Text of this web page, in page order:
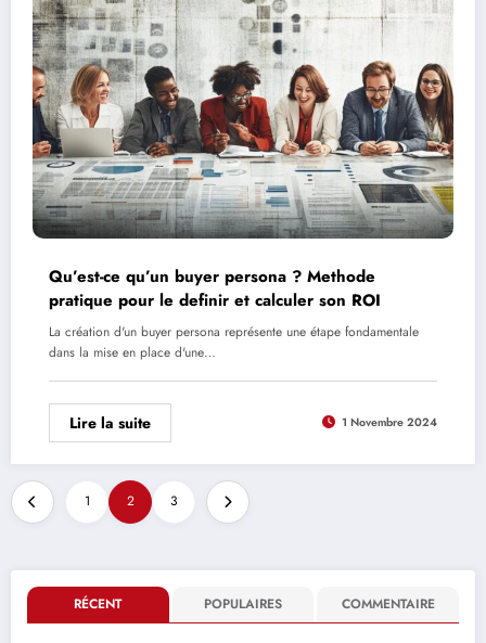
Qu’est-ce qu’un buyer persona ? Methode
pratique pour le definir et calculer son ROI
La création d'un buyer persona représente une étape fondamentale
dans la mise en place d'une…
Lire la suite 1 Novembre 2024
1 2 3
RÉCENT POPULAIRES COMMENTAIRE